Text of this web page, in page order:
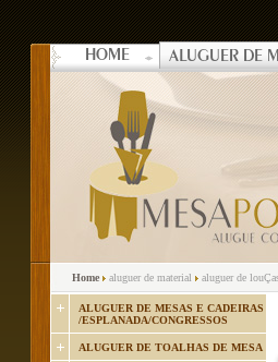
HOME ALUGUER DE
Home aluguer de material aluguer de
ALUGUER DE MESAS E CADEIRAS
/ESPLANADA/CONGRESSOS
ALUGUER DE TOALHAS DE MESA